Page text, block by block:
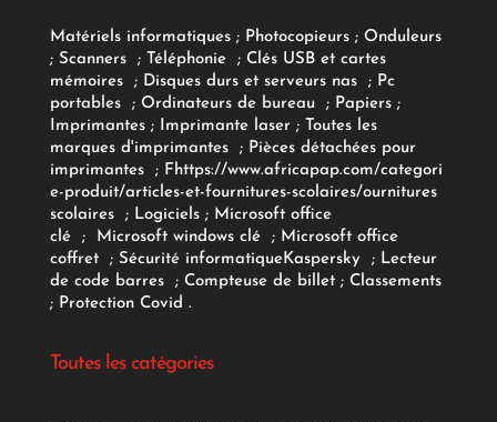
Matériels informatiques; Photocopieurs; Onduleurs
; Scanners ; Téléphonie ; Clés USB et cartes
mémoires
; Disques durs et serveurs nas ; Pc
portables
; Ordinateurs de bureau ; Papiers;
Imprimantes;Imprimante laser; Toutes les
marques d'imprimantes
; Pièces détachées pour
imprimantes
; Fhttps://www.africapap.com/categori
e-produit/articles-et-fournitures-scolaires/ournitures
scolaires; Logiciels ; Microsoft office
clé
; Microsoft windows clé; Microsoft office
coffret ; Sécurité informatiqueKaspersky ; Lecteur
de code barres
; Compteuse de billet; Classements
; Protection Covid .
Toutes les catégories